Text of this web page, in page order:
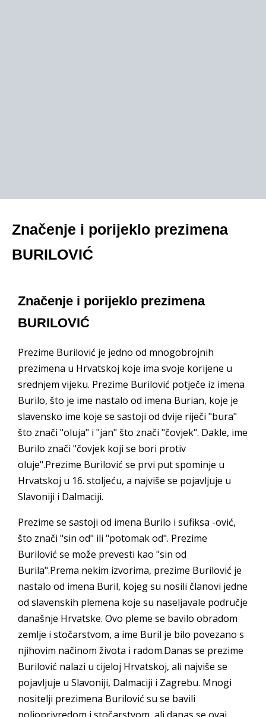
Značenje i porijeklo prezimena
BURILOVIĆ
Značenje i porijeklo prezimena
BURILOVIĆ
Prezime Burilović je jedno od mnogobrojnih
prezimena u Hrvatskoj koje ima svoje korijene u
srednjem vijeku. Prezime Burilović potječe iz imena
Burilo, što je ime nastalo od imena Burian, koje je
slavensko ime koje se sastoji od dvije riječi "bura"
što znači "oluja" i "jan" što znači "čovjek". Dakle, ime
Burilo znači "čovjek koji se bori protiv
oluje".Prezime Burilović se prvi put spominje u
Hrvatskoj u 16. stoljeću, a najviše se pojavljuje u
Slavoniji i Dalmaciji.
Prezime se sastoji od imena Burilo i sufiksa -ović,
što znači "sin od" ili "potomak od". Prezime
Burilović se može prevesti kao "sin od
Burila".Prema nekim izvorima, prezime Burilović je
nastalo od imena Buril, kojeg su nosili članovi jedne
od slavenskih plemena koje su naseljavale područje
današnje Hrvatske. Ovo pleme se bavilo obradom
zemlje i stočarstvom, a ime Buril je bilo povezano s
njihovim načinom života i radom.Danas se prezime
Burilović nalazi u cijeloj Hrvatskoj, ali najviše se
pojavljuje u Slavoniji, Dalmaciji i Zagrebu. Mnogi
nositelji prezimena Burilović su se bavili